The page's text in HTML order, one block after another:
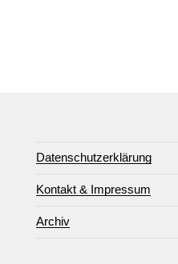
Datenschutzerklärung
Kontakt & Impressum
Archiv